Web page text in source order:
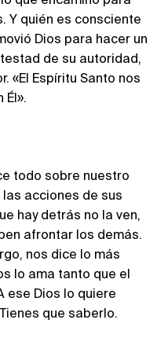
Y quién es consciente
Dios para hacer un
de su autoridad,
«El Espíritu Santo nos
Él».
todo sobre nuestro
acciones de sus
hay detrás no la ven,
afrontar los demás.
nos dice lo más
lo ama tanto que el
ese Dios lo quiere
que saberlo.